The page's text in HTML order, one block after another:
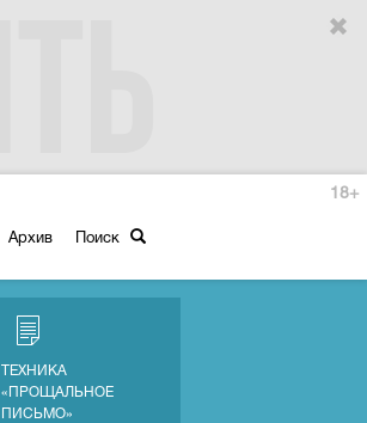
Архив Поиск
18+
ТЕХНИКА
«ПРОЩАЛЬНОЕ
ПИСЬМО»